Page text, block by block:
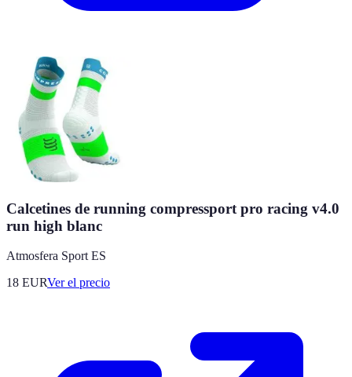
Calcetines de running compressport pro racing v4.0
run high blanc
Atmosfera Sport ES
18 EURVer el precio